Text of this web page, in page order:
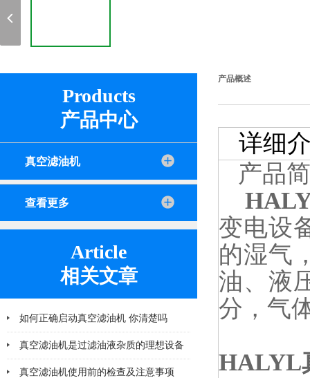
Products
产品中心
真空滤油机
查看更多
Article
相关文章
如何正确启动真空滤油机 你清楚吗
真空滤油机是过滤油液杂质的理想设备
真空滤油机使用前的检查及注意事项
产品概述
详细
产品
变电设
的湿气
油、液
分，气
HALYL